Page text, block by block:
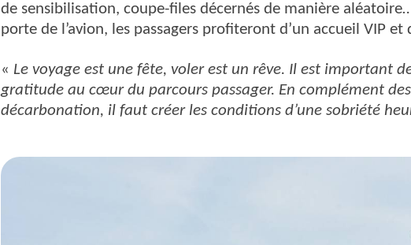
de sensibilisation, coupe-files décernés de manière
porte de l’avion, les passagers profiteront d’un accueil VIP
« Le voyage est une fête, voler est un rêve. Il est important
gratitude au cœur du parcours passager. En complément
décarbonation, il faut créer les conditions d’une sobriété